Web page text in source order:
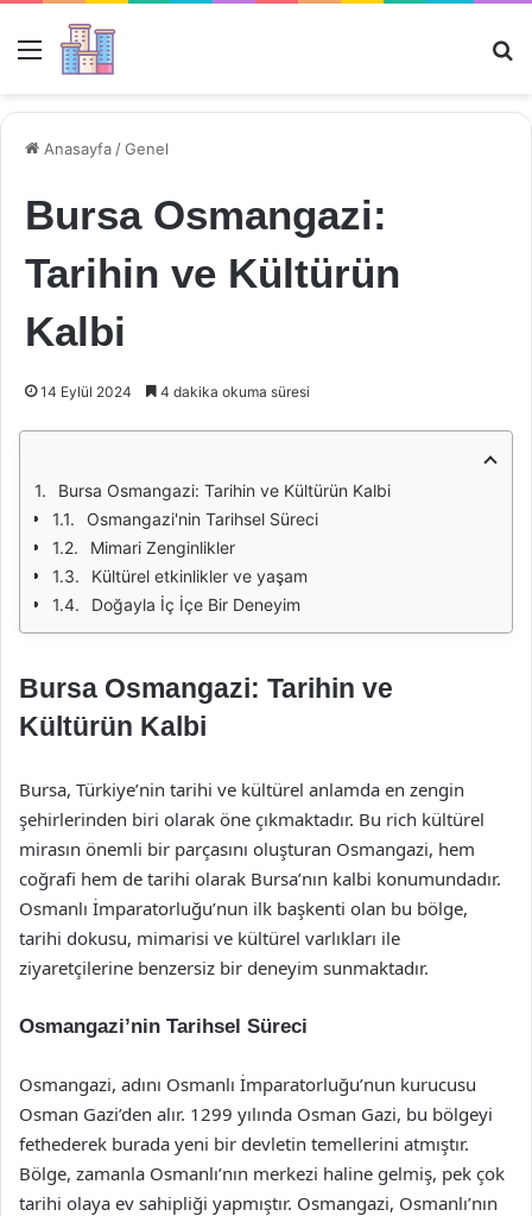
Menü
Anasayfa /Genel
Bursa Osmangazi:
Tarihin ve Kültürün
Kalbi
14 Eylül 2024 4 dakika okuma süresi
Bursa Osmangazi: Tarihin ve Kültürün Kalbi
Osmangazi'nin Tarihsel Süreci
Mimari Zenginlikler
Kültürel etkinlikler ve yaşam
Doğayla İç İçe Bir Deneyim
Bursa Osmangazi: Tarihin ve
Kültürün Kalbi
Bursa, Türkiye’nin tarihi ve kültürel anlamda en zengin
şehirlerinden biri olarak öne çıkmaktadır. Bu rich kültürel
mirasın önemli bir parçasını oluşturan Osmangazi, hem
coğrafi hem de tarihi olarak Bursa’nın kalbi konumundadır.
Osmanlı İmparatorluğu’nun ilk başkenti olan bu bölge,
tarihi dokusu, mimarisi ve kültürel varlıkları ile
ziyaretçilerine benzersiz bir deneyim sunmaktadır.
Osmangazi’nin Tarihsel Süreci
Osmangazi, adını Osmanlı İmparatorluğu’nun kurucusu
Osman Gazi’den alır. 1299 yılında Osman Gazi, bu bölgeyi
fethederek burada yeni bir devletin temellerini atmıştır.
Bölge, zamanla Osmanlı’nın merkezi haline gelmiş, pek çok
tarihi olaya ev sahipliği yapmıştır. Osmangazi, Osmanlı’nın